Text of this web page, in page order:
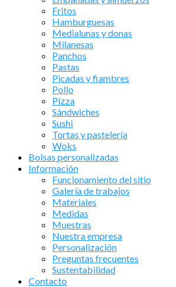
Fritos
Hamburguesas
Medialunas y donas
Milanesas
Panchos
Pastas
Picadas y fiambres
Pollo
Pizza
Sándwiches
Sushi
Tortas y pastelería
Woks
Bolsas personalizadas
Información
Funcionamiento del sitio
Galería de trabajos
Materiales
Medidas
Muestras
Nuestra empresa
Personalización
Preguntas frecuentes
Sustentabilidad
Contacto